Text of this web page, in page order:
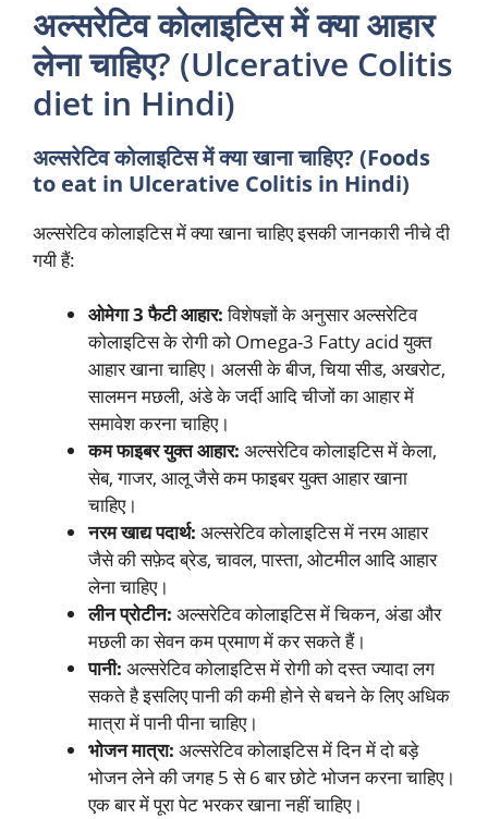
अल्सरेटिव कोलाइटिस में क्या आहार
लेना चाहिए? (Ulcerative Colitis
diet in Hindi)
अल्सरेटिव कोलाइटिस में क्या खाना चाहिए? (Foods
to eat in Ulcerative Colitis in Hindi)
अल्सरेटिव कोलाइटिस में क्या खाना चाहिए इसकी जानकारी नीचे दी
गयी हैं:
ओमेगा 3 फैटी आहार:विशेषज्ञों के अनुसार अल्सरेटिव
कोलाइटिस के रोगी को Omega-3 Fatty acid युक्त
आहार खाना चाहिए। अलसी के बीज, चिया सीड, अखरोट,
सालमन मछली, अंडे के जर्दी आदि चीजों का आहार में
समावेश करना चाहिए।
कम फाइबर युक्त आहार: अल्सरेटिव कोलाइटिस में केला,
सेब, गाजर, आलू जैसे कम फाइबर युक्त आहार खाना
चाहिए।
नरम खाद्य पदार्थ: अल्सरेटिव कोलाइटिस में नरम आहार
जैसे की सफ़ेद ब्रेड, चावल, पास्ता, ओटमील आदि आहार
लेना चाहिए।
लीन प्रोटीन: अल्सरेटिव कोलाइटिस में चिकन, अंडा और
मछली का सेवन कम प्रमाण में कर सकते हैं।
पानी: अल्सरेटिव कोलाइटिस में रोगी को दस्त ज्यादा लग
सकते है इसलिए पानी की कमी होने से बचने के लिए अधिक
मात्रा में पानी पीना चाहिए।
भोजन मात्रा: अल्सरेटिव कोलाइटिस में दिन में दो बड़े
भोजन लेने की जगह 5 से 6 बार छोटे भोजन करना चाहिए।
एक बार में पूरा पेट भरकर खाना नहीं चाहिए।